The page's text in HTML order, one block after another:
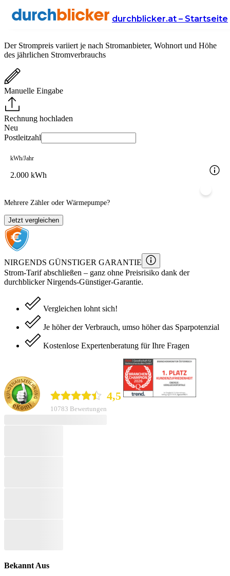
durchblicker.at – Startseite
Strompreis in Österreich
Der Strompreis variiert je nach Stromanbieter, Wohnort und Höhe
des jährlichen Stromverbrauchs
Manuelle Eingabe
Rechnung hochladen
Neu
Postleitzahl
kWh/Jahr
Mehrere Zähler oder Wärmepumpe?
Jetzt vergleichen
NIRGENDS GÜNSTIGER GARANTIE
Strom-Tarifabschließen – ganz ohne Preisrisiko dank der
durchblicker Nirgends-Günstiger-Garantie.
Vergleichen lohnt sich!
Je höher der Verbrauch, umso höher das Sparpotenzial
Kostenlose Expertenberatung für Ihre Fragen
4,5
10783 Bewertungen
Bekannt Aus